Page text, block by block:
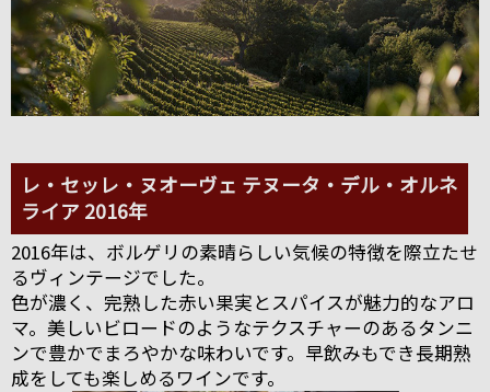
レ・セッレ・ヌオーヴェ テヌータ・デル・オルネ
ライア 2016年
2016年は、ボルゲリの素晴らしい気候の特徴を際立たせ
るヴィンテージでした。
色が濃く、完熟した赤い果実とスパイスが魅力的なアロ
マ。美しいビロードのようなテクスチャーのあるタンニ
ンで豊かでまろやかな味わいです。早飲みもでき長期熟
成をしても楽しめるワインです。